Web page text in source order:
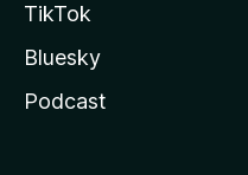
TikTok
Bluesky
Podcast